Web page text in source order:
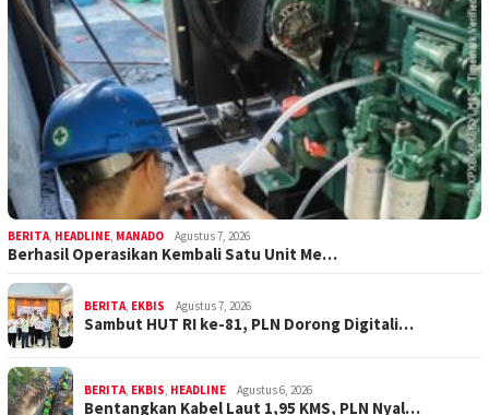
BERITA, HEADLINE, MANADO Agustus 7, 2026
Berhasil Operasikan Kembali Satu Unit Me…
BERITA, EKBIS Agustus 7, 2026
Sambut HUT RI ke-81, PLN Dorong Digitali…
BERITA, EKBIS, HEADLINE Agustus 6, 2026
Bentangkan Kabel Laut 1,95 KMS, PLN Nyal…